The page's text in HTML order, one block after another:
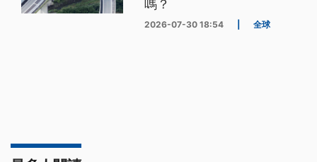
嗎？
2026-07-30 18:54 全球